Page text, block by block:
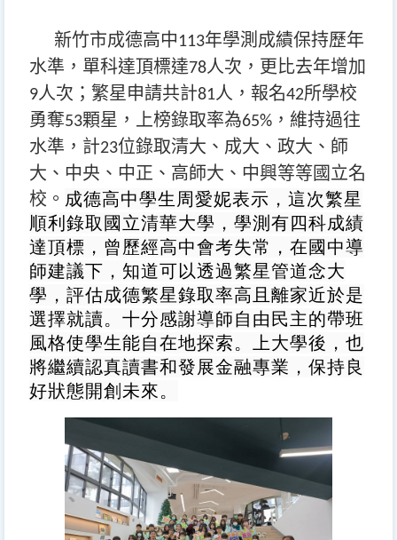
新竹市成德高中 113年學測成績保持歷年
水準，單科達頂標達78人次，更比去年增加
9人次；繁星申請共計81人，報名42所學校
勇奪53顆星，上榜錄取率為65% ，維持過往
水準，計23位錄取清大、成大、政大、師
大、中央、中正、高師大、中興等等國立名
校。 成德高中學生周愛妮表示，這次繁星
順利錄取國立清華大學，學測有四科成績
達頂標，曾歷經高中會考失常，在國中導
師建議下，知道可以透過繁星管道念大
學，評估成德繁星錄取率高且離家近於是
選擇就讀。十分感謝導師自由民主的帶班
風格使學生能自在地探索。上大學後，也
將繼續認真讀書和發展金融專業，保持良
好狀態開創未來。